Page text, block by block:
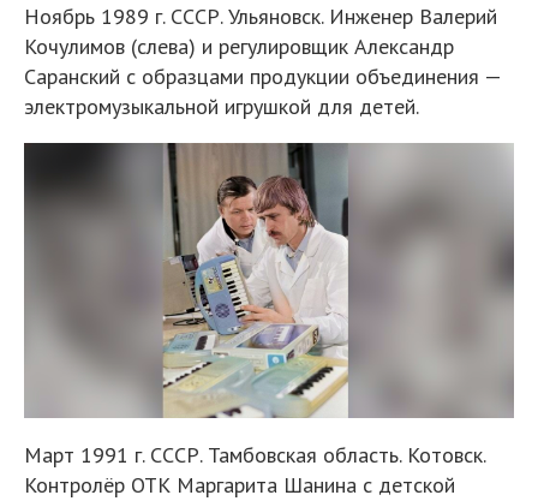
Ноябрь 1989 г. СССР. Ульяновск. Инженер Валерий
Кочулимов (слева) и регулировщик Александр
Саранский с образцами продукции объединения —
электромузыкальной игрушкой для детей.
Март 1991 г. СССР. Тамбовская область. Котовск.
Контролёр ОТК Маргарита Шанина с детской